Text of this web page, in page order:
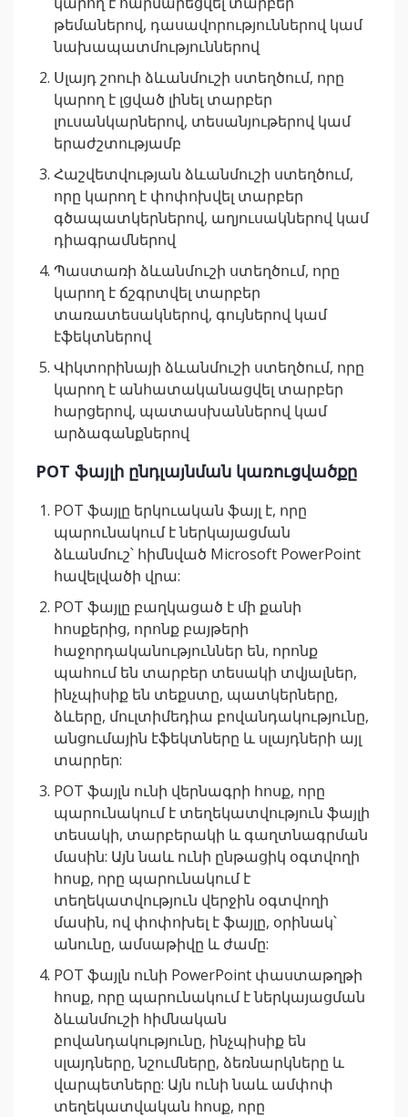
թեմաներով, դասավորություններով կամ
նախապատմություններով
Սլայդ շոուի ձևանմուշի ստեղծում, որը
կարող է լցված լինել տարբեր
լուսանկարներով, տեսանյութերով կամ
երաժշտությամբ
Հաշվետվության ձևանմուշի ստեղծում,
որը կարող է փոփոխվել տարբեր
գծապատկերներով, աղյուսակներով կամ
դիագրամներով
Պաստառի ձևանմուշի ստեղծում, որը
կարող է ճշգրտվել տարբեր
տառատեսակներով, գույներով կամ
էֆեկտներով
Վիկտորինայի ձևանմուշի ստեղծում, որը
կարող է անհատականացվել տարբեր
հարցերով, պատասխաններով կամ
արձագանքներով
POT ֆայլի ընդլայնման կառուցվածքը
POT ֆայլը երկուական ֆայլ է, որը
պարունակում է ներկայացման
ձևանմուշ՝ հիմնված Microsoft PowerPoint
հավելվածի վրա:
POT ֆայլը բաղկացած է մի քանի
հոսքերից, որոնք բայթերի
հաջորդականություններ են, որոնք
պահում են տարբեր տեսակի տվյալներ,
ինչպիսիք են տեքստը, պատկերները,
ձևերը, մուլտիմեդիա բովանդակությունը,
անցումային էֆեկտները և սլայդների այլ
տարրեր:
POT ֆայլն ունի վերնագրի հոսք, որը
պարունակում է տեղեկատվություն ֆայլի
տեսակի, տարբերակի և գաղտնագրման
մասին: Այն նաև ունի ընթացիկ օգտվողի
հոսք, որը պարունակում է
տեղեկատվություն վերջին օգտվողի
մասին, ով փոփոխել է ֆայլը, օրինակ՝
անունը, ամսաթիվը և ժամը:
POT ֆայլն ունի PowerPoint փաստաթղթի
հոսք, որը պարունակում է ներկայացման
ձևանմուշի հիմնական
բովանդակությունը, ինչպիսիք են
սլայդները, նշումները, ձեռնարկները և
վարպետները: Այն ունի նաև ամփոփ
տեղեկատվական հոսք, որը